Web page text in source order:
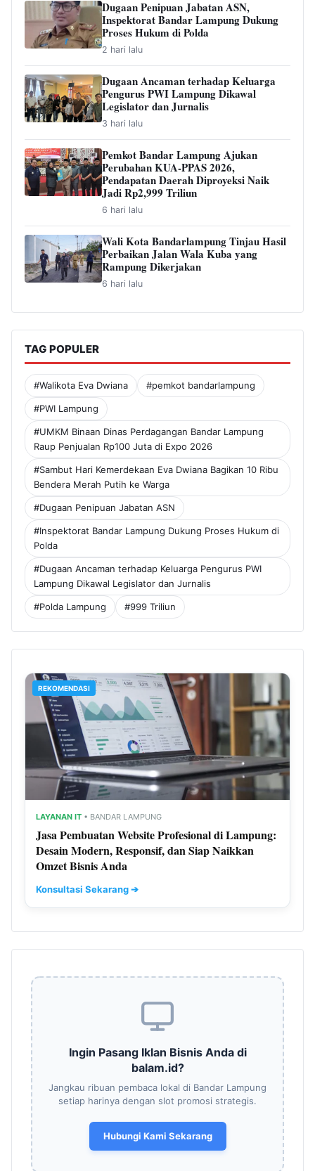
Dugaan Penipuan Jabatan ASN,
Inspektorat Bandar Lampung Dukung
Proses Hukum di Polda
2 hari lalu
Dugaan Ancaman terhadap Keluarga
Pengurus PWI Lampung Dikawal
Legislator dan Jurnalis
3 hari lalu
Pemkot Bandar Lampung Ajukan
Perubahan KUA-PPAS 2026,
Pendapatan Daerah Diproyeksi Naik
Jadi Rp2,999 Triliun
6 hari lalu
Wali Kota Bandarlampung Tinjau Hasil
Perbaikan Jalan Wala Kuba yang
Rampung Dikerjakan
6 hari lalu
TAG POPULER
#Walikota Eva Dwiana #pemkot bandarlampung
#PWI Lampung
#UMKM Binaan Dinas Perdagangan Bandar Lampung
Raup Penjualan Rp100 Juta di Expo 2026
#Sambut Hari Kemerdekaan Eva Dwiana Bagikan 10 Ribu
Bendera Merah Putih ke Warga
#Dugaan Penipuan Jabatan ASN
#Inspektorat Bandar Lampung Dukung Proses Hukum di
Polda
#Dugaan Ancaman terhadap Keluarga Pengurus PWI
Lampung Dikawal Legislator dan Jurnalis
#Polda Lampung #999 Triliun
REKOMENDASI
LAYANAN IT • BANDAR LAMPUNG
Jasa Pembuatan Website Profesional di Lampung:
Desain Modern, Responsif, dan Siap Naikkan
Omzet Bisnis Anda
Konsultasi Sekarang ➔
Ingin Pasang Iklan Bisnis Anda di
balam.id?
Jangkau ribuan pembaca lokal di Bandar Lampung
setiap harinya dengan slot promosi strategis.
Hubungi Kami Sekarang